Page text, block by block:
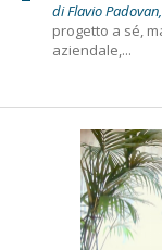
di Flavio
progetto a sé,
aziendale,...